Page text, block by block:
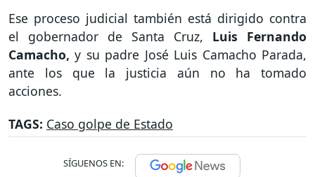
Ese proceso judicial también está dirigido contra
el gobernador de Santa Cruz, Luis Fernando
Camacho, y su padre José Luis Camacho Parada,
ante los que la justicia aún no ha tomado
acciones.
TAGS: Caso golpe de Estado
SÍGUENOS EN: